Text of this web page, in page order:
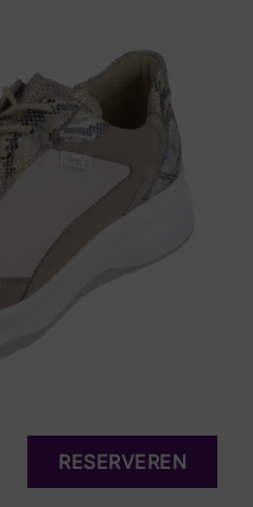
RESERVEREN